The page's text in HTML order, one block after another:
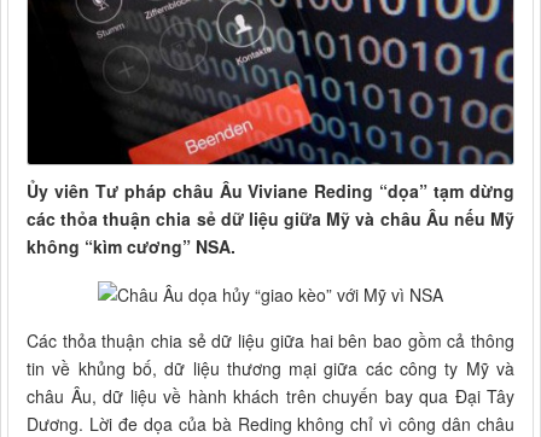
Ủy viên Tư pháp châu Âu Viviane Reding “dọa” tạm dừng
các thỏa thuận chia sẻ dữ liệu giữa Mỹ và châu Âu nếu Mỹ
không “kìm cương” NSA.
Các thỏa thuận chia sẻ dữ liệu giữa hai bên bao gồm cả thông
tin về khủng bố, dữ liệu thương mại giữa các công ty Mỹ và
châu Âu, dữ liệu về hành khách trên chuyến bay qua Đại Tây
Dương. Lời đe dọa của bà Reding không chỉ vì công dân châu